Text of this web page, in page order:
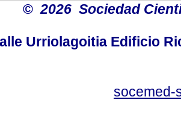
© 2026 Sociedad
Urriolagoitia Edificio
socemed-